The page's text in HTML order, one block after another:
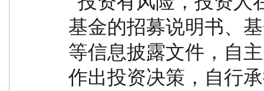
基金的招募说明书、
等信息披露文件，自
作出投资决策，自行